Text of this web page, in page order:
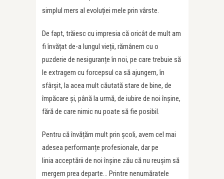
simplul mers al evoluției mele prin vârste.
De fapt, trăiesc cu impresia că oricât de mult am
fi învățat de-a lungul vieții, rămânem cu o
puzderie de nesiguranțe în noi, pe care trebuie să
le extragem cu forcepsul ca să ajungem, în
sfârșit, la acea mult căutată stare de bine, de
împăcare și, până la urmă, de iubire de noi înșine,
fără de care nimic nu poate să fie posibil.
Pentru că învățăm mult prin școli, avem cel mai
adesea performanțe profesionale, dar pe
linia acceptării de noi înșine zău că nu reușim să
mergem prea departe… Printre nenumăratele